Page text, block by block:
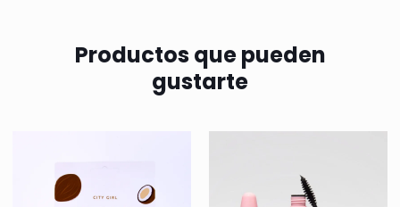
Productos que pueden
gustarte